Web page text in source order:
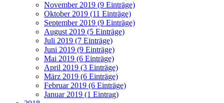
November 2019 (9 Einträge)
Oktober 2019 (11 Einträge)
September 2019 (9 Einträge)
August 2019 (5 Einträge)
Juli 2019 (7 Einträge)
Juni 2019 (9 Einträge)
Mai 2019 (6 Einträge)
April 2019 (3 Einträge)
März 2019 (6 Einträge)
Februar 2019 (6 Einträge)
Januar 2019 (1 Eintrag)